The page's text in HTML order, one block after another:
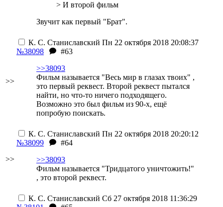
> И второй фильм
Звучит как первый "Брат".
>>
К. С. Станиславский Пн 22 октября 2018 20:08:37
№38098
#63
>>38093
Фильм называется "Весь мир в глазах твоих" ,
это первый реквест. Второй реквест пытался
найти, но что-то ничего подходящего.
Возможно это был фильм из 90-х, ещё
попробую поискать.
>>
К. С. Станиславский Пн 22 октября 2018 20:20:12
№38099
#64
>>38093
Фильм называется "Тридцатого уничтожить!"
, это второй реквест.
К. С. Станиславский Сб 27 октября 2018 11:36:29